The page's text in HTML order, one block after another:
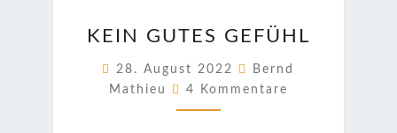
GUTES
GEFÜHL
KEIN GUTES GEFÜHL
28. August 2022
Bernd
Mathieu
Kommentare
4 Kommentare